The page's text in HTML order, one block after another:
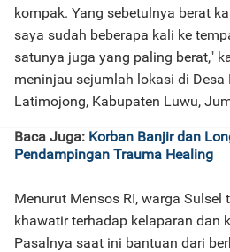
kompak. Yang sebetulnya berat
saya sudah beberapa kali ke
satunya juga yang paling berat,"
meninjau sejumlah lokasi di Desa
Latimojong, Kabupaten Luwu,
Baca Juga: Korban Banjir dan
Pendampingan Trauma Healing
Menurut Mensos RI, warga Sulsel
khawatir terhadap kelaparan dan
Pasalnya saat ini bantuan dari